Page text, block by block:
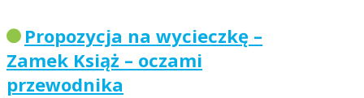
Propozycja na wycieczkę –
Zamek Książ – oczami
przewodnika